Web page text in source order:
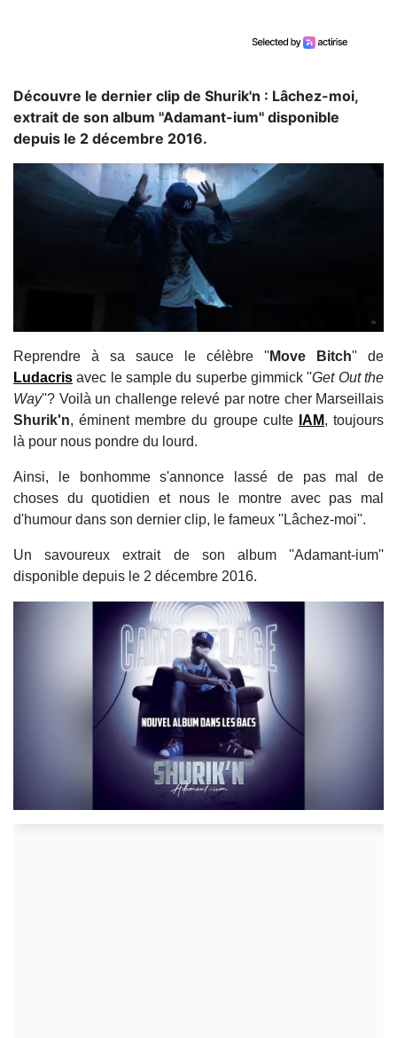
Découvre le dernier clip de Shurik'n : Lâchez-moi,
extrait de son album ''Adamant-ium'' disponible
depuis le 2 décembre 2016.
Reprendre à sa sauce le célèbre ''Move Bitch'' de
Ludacris avec le sample du superbe gimmick ''Get Out the
Way''? Voilà un challenge relevé par notre cher Marseillais
Shurik'n, éminent membre du groupe culte IAM, toujours
là pour nous pondre du lourd.
Ainsi, le bonhomme s'annonce lassé de pas mal de
choses du quotidien et nous le montre avec pas mal
d'humour dans son dernier clip, le fameux ''Lâchez-moi''.
Un savoureux extrait de son album ''Adamant-ium''
disponible depuis le 2 décembre 2016.